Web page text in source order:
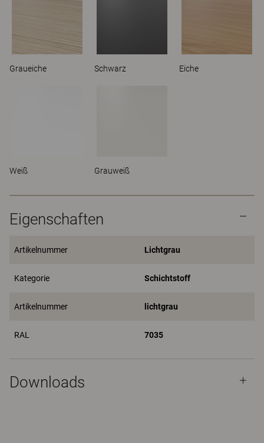
Graueiche Schwarz Eiche
Weiß Grauweiß
Eigenschaften
Artikelnummer Lichtgrau
Kategorie Schichtstoff
Artikelnummer lichtgrau
RAL 7035
Downloads